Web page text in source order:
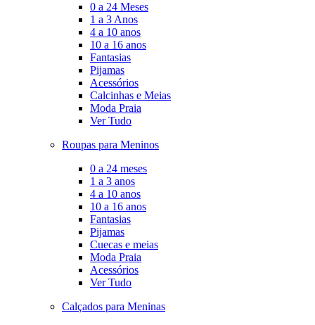
0 a 24 Meses
1 a 3 Anos
4 a 10 anos
10 a 16 anos
Fantasias
Pijamas
Acessórios
Calcinhas e Meias
Moda Praia
Ver Tudo
Roupas para Meninos
0 a 24 meses
1 a 3 anos
4 a 10 anos
10 a 16 anos
Fantasias
Pijamas
Cuecas e meias
Moda Praia
Acessórios
Ver Tudo
Calçados para Meninas